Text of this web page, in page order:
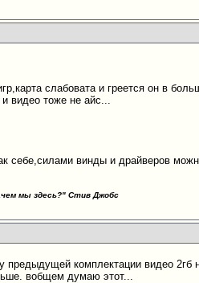
слабовата и греется он в
и видео тоже не айс...
себе,силами винды и драйверов
мы здесь?"Стив Джобс
предыдущей комплектации видео
вобщем думаю этот...